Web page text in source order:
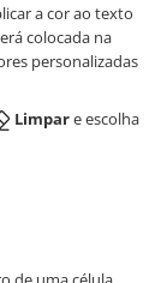
a cor ao texto
colocada na
personalizadas
Limpare escolha